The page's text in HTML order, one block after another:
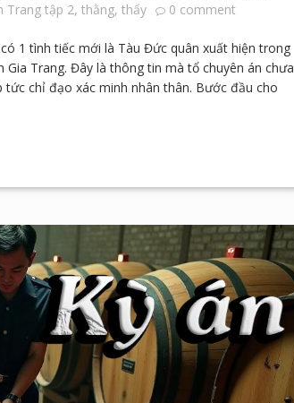
Trang tập 2, thằng, thấy 0 comment
1 tình tiếc mới là Tàu Đức quân xuất hiện trong
Trang. Đây là thông tin mà tổ chuyên án chưa
chỉ đạo xác minh nhân thân. Bước đầu cho